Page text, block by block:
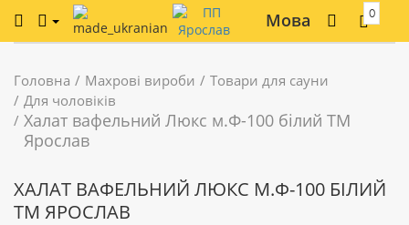
Мова 0
Головна Махрові вироби
Товари для сауни
Для чоловіків
Халат вафельний Люкс м.Ф-100 білий ТМ
Ярослав
ХАЛАТ ВАФЕЛЬНИЙ ЛЮКС М.Ф-100 БІЛИЙ
ТМ ЯРОСЛАВ